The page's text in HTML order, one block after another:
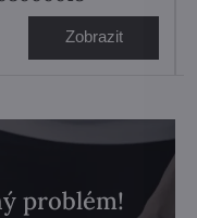
Zobrazit
problém!